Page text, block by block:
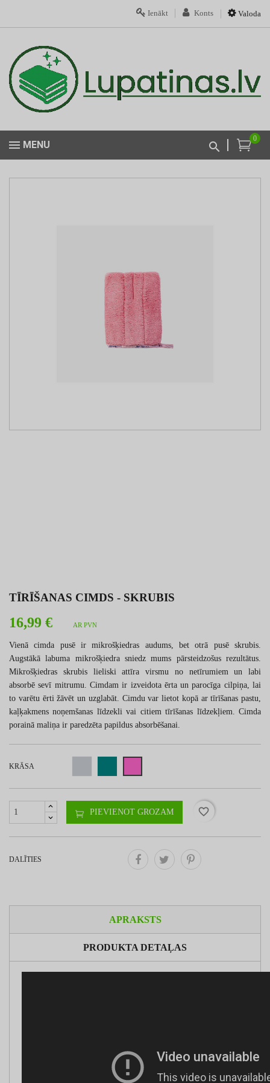
Valoda
Konts
Ienākt
0
MENU
TĪRĪŠANAS CIMDS - SKRUBIS
16,99 € AR PVN
Vienā cimda pusē ir mikrošķiedras audums, bet otrā pusē skrubis.
Augstākā labuma mikrošķiedra sniedz mums pārsteidzošus rezultātus.
Mikrošķiedras skrubis lieliski attīra virsmu no netīrumiem un labi
absorbē sevī mitrumu. Cimdam ir izveidota ērta un parocīga cilpiņa, lai
to varētu ērti žāvēt un uzglabāt. Cimdu var lietot kopā ar tīrīšanas pastu,
kaļķakmens noņemšanas līdzekli vai citiem tīrīšanas līdzekļiem. Cimda
porainā maliņa ir paredzēta papildus absorbēšanai.
KRĀSA
PIEVIENOT GROZAM favorite_border
DALĪTIES
APRAKSTS
PRODUKTA DETAĻAS